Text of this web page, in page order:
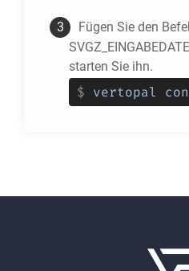
Fügen Sie den
starten Sie ihn.
$ vertopal